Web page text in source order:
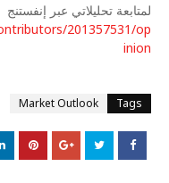
لمتابعة تحليلاتي عبر إنفستنج
201357531/op
inion
Tags
Market Outlook